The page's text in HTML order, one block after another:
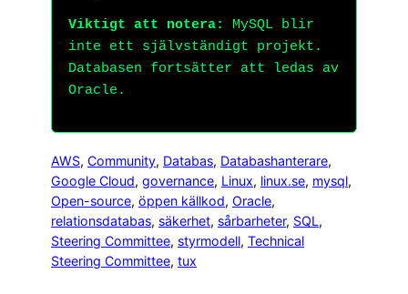
Viktigt att notera:
MySQL blir
inte ett självständigt projekt.
Databasen fortsätter att ledas av
Oracle.
AWS, Community, Databas, Databashanterare
Google Cloud, governance, Linux, linux.se, mysql
Open-source, öppen källkod, Oracle
relationsdatabas, säkerhet, sårbarheter, SQL
Steering Committee, styrmodell, Technical
Steering Committee, tux